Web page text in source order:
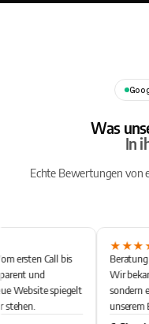
Was
In
Echte Bewertungen von
Call bis
und
spiegelt
Beratung
Wir
sondern
unserem